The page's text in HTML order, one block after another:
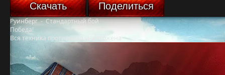
Скачать Поделиться
Руинберг-Стандартный бой
Победа!
Вся техника противника уничтожена